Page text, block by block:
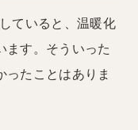
ていると、温暖化
ます。そういった
たことはありま